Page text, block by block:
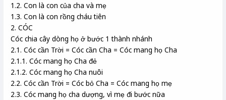
1.2. Con là con của cha và mẹ
1.3. Con là con rồng cháu tiên
2. CÓC
Cóc chia cây dòng họ ở bước 1 thành nhánh
2.1. Cóc cần Trời = Cóc cần Cha = Cóc mang họ Cha
2.1.1. Cóc mang họ Cha đẻ
2.1.2. Cóc mang họ Cha nuôi
2.2. Cóc cần Trời = Cóc bỏ Cha = Cóc mang họ mẹ
2.3. Cóc mang họ cha dượng, vì mẹ đi bước nữa